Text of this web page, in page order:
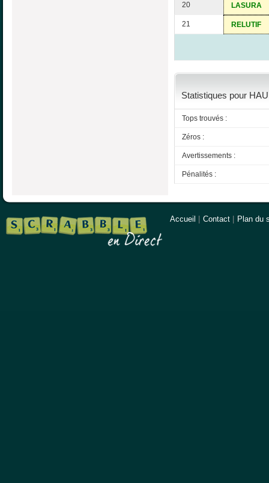
20 LASURA
21 RELUTIF
Statistiques pour
Tops trouvés :
Zéros :
Avertissements :
Pénalités :
Accueil Contact Plan du